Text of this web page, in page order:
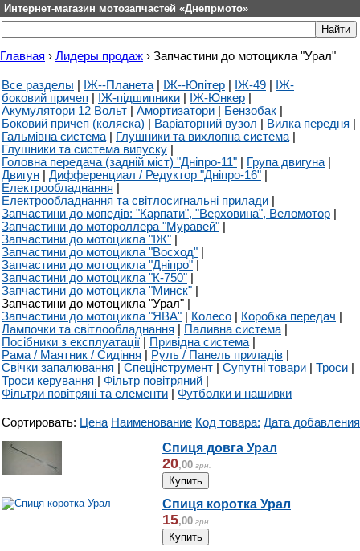
Интернет-магазин мотозапчастей «Днепрмото»
Главная › Лидеры продаж › Запчастини до мотоцикла "Урал"
Все разделы ІЖ--Планета ІЖ--Юпітер ІЖ-49
ІЖ-
боковий причеп
ІЖ-підшипники ІЖ-Юнкер
Акумулятори 12 Вольт
Амортизатори Бензобак
Боковий причеп (коляска)
Варіаторний вузол Вилка передня
Гальмівна система
Глушники та вихлопна система
Глушники та система випуску
Головна передача (задній міст) "Дніпро-11"
Група двигуна
Двигун
Дифференциал / Редуктор "Дніпро-16"
Електрообладнання
Електрообладнання та світлосигнальні прилади
Запчастини до мопедів: "Карпати", "Верховина", Веломотор
Запчастини до мотороллера "Муравей"
Запчастини до мотоцикла "ІЖ"
Запчастини до мотоцикла "Восход"
Запчастини до мотоцикла "Дніпро"
Запчастини до мотоцикла "К-750"
Запчастини до мотоцикла "Минск"
Запчастини до мотоцикла "Урал"
Запчастини до мотоцикла "ЯВА"
Колесо Коробка передач
Лампочки та світлообладнання
Паливна система
Посібники з експлуатації
Привідна система
Рама / Маятник / Сидіння
Руль / Панель приладів
Свічки запалювання
Спецінструмент Супутні товари Троси
Троси керування
Фільтр повітряний
Фільтри повітряні та елементи
Футболки и нашивки
Сортировать: Цена Наименование Код товара: Дата добавления
Спиця довга Урал
20,00 грн.
Спиця коротка Урал
15,00 грн.